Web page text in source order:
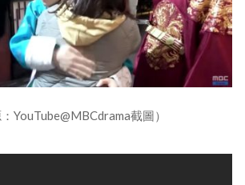
：YouTube@MBCdrama截圖）